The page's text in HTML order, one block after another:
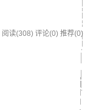
阅读(308) 评论(0) 推荐(0)